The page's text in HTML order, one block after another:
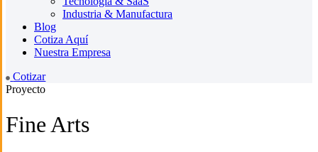
Industria & Manufactura
Blog
Cotiza Aquí
Nuestra Empresa
Cotizar
Proyecto
Fine Arts